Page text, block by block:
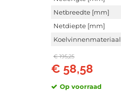
Netbreedte [mm]
Netdiepte [mm]
Koelvinnenmateriaal
€ 195,25
€ 58,58
Op voorraad